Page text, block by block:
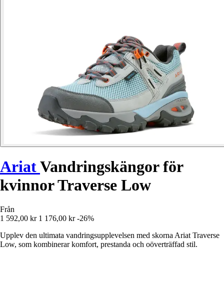
AriatVandringskängor för
kvinnor Traverse Low
Från
1 592,00 kr 1 176,00 kr -26%
Upplev den ultimata vandringsupplevelsen med skorna Ariat Traverse
Low, som kombinerar komfort, prestanda och oöverträffad stil.